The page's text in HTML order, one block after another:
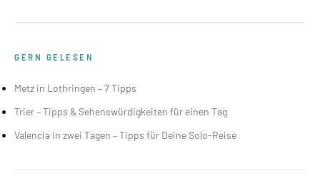
GERN GELESEN
Metz in Lothringen – 7 Tipps
Trier – Tipps & Sehenswürdigkeiten für einen Tag
Valencia in zwei Tagen – Tipps für Deine Solo-Reise